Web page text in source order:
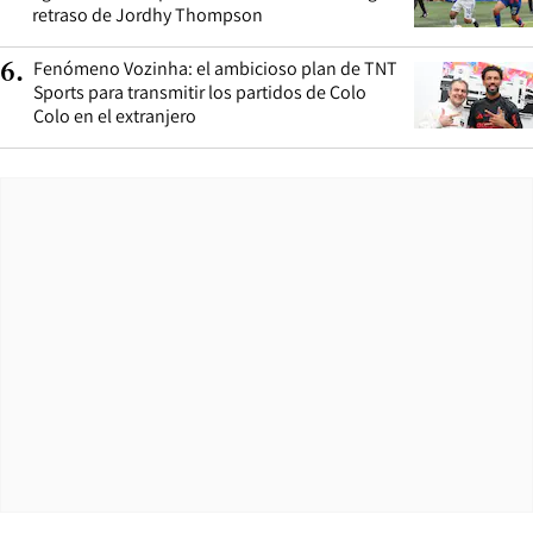
retraso de Jordhy Thompson
6. Fenómeno Vozinha: el ambicioso plan de TNT
Sports para transmitir los partidos de Colo
Colo en el extranjero